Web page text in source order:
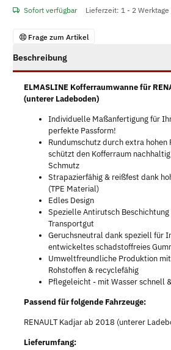
Sofort verfügbar Lieferzeit: 1 - 2 Werktage
Frage zum Artikel
Beschreibung
ELMASLINE Kofferraumwanne für
(unterer Ladeboden)
Individuelle Maßanfertigung für
perfekte Passform!
Rundumschutz durch extra hohen
schützt den Kofferraum
Schmutz
Strapazierfähig & reißfest dank
(TPE Material)
Edles Design
Spezielle Antirutsch
Transportgut
Geruchsneutral dank speziell für
entwickeltes schadstoffreies
Umweltfreundliche Produktion
Rohstoffen & recyclefähig
Pflegeleicht - mit Wasser schnell
Passend für folgende Fahrzeuge:
RENAULT Kadjar ab 2018 (unterer
Lieferumfang: